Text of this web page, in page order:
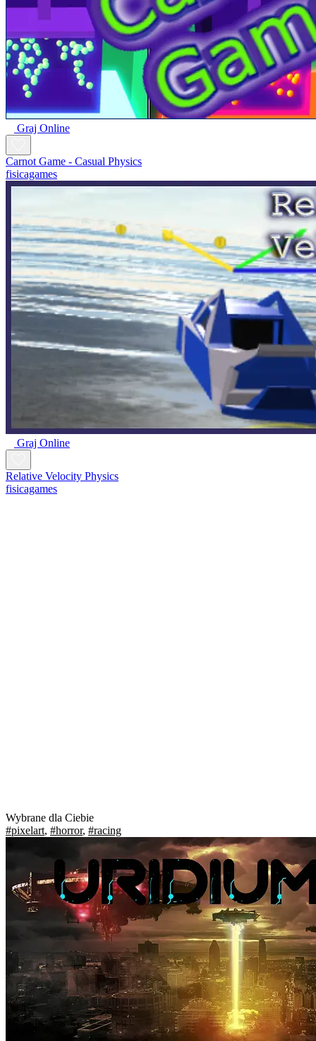
Graj Online
Carnot Game - Casual Physics
fisicagames
Graj Online
Relative Velocity Physics
fisicagames
Wybrane dla Ciebie
#pixelart, #horror, #racing